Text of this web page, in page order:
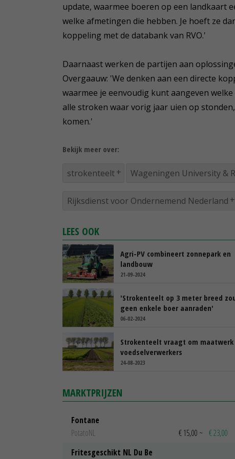
update, waarmee boeren op een landkaart
welke afmetingen die hebben. Je hoeft ze
koppeling met de databank van RVO.'
Daarnaast werken de partijen aan
Overgaauw: 'We denken aan een directe
waarmee je eenvoudig kunt aangeven
alle stroken waar vorig jaar uien op
komen.'
Bekijk meer over:
strokenteelt Wageningen University &
Rijksdienst voor Ondernemend Nederland
LEES OOK
Agri-PV combineert zonnepark en
landbouw
21-09-2024
'Strokenteelt op 3 meter breed
geen enkele boer aanraden'
06-02-2024
Strokenteelt vraagt om
voedselverwerkers
24-08-2023
MARKTPRIJZEN
Fontane
PotatoNL
€ 15,00 ~ € 23,00
Fritesgeschikt NL Du Be